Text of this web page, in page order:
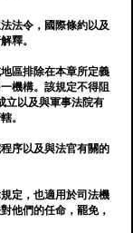
法令，國際條約以及
釋。
區排除在本章所定義
機構。該規定不得阻
立以及與軍事法院有
。
序以及與法官有關的
定，也適用於司法機
他們的任命，罷免，